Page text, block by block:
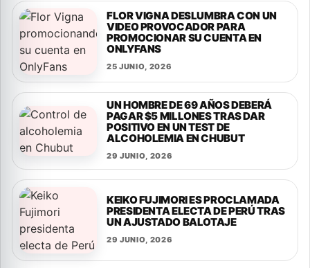
FLOR VIGNA DESLUMBRA CON UN
VIDEO PROVOCADOR PARA
PROMOCIONAR SU CUENTA EN
ONLYFANS
25 JUNIO, 2026
UN HOMBRE DE 69 AÑOS DEBERÁ
PAGAR $5 MILLONES TRAS DAR
POSITIVO EN UN TEST DE
ALCOHOLEMIA EN CHUBUT
29 JUNIO, 2026
KEIKO FUJIMORI ES PROCLAMADA
PRESIDENTA ELECTA DE PERÚ TRAS
UN AJUSTADO BALOTAJE
29 JUNIO, 2026